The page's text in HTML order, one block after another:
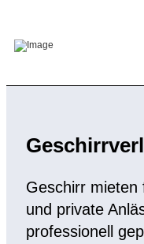
Geschirr mieten
und private
professionell